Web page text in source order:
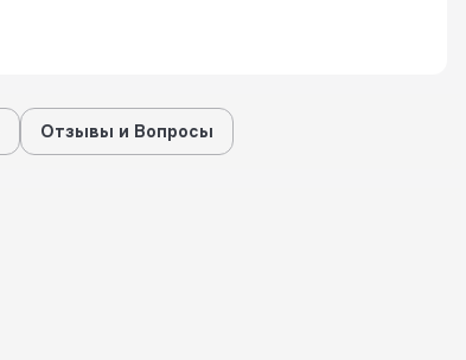
Отзывы и Вопросы